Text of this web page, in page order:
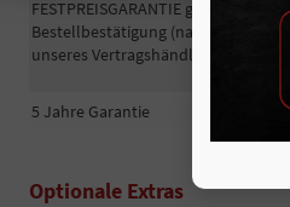
FESTPREISGARANTIE gilt erst mit
Bestellbestätigung (nachdem wir
unseres Vertragshändlers
5 Jahre Garantie
Optionale Extras